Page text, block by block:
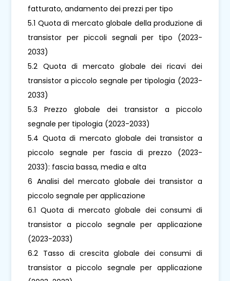
fatturato, andamento dei prezzi per tipo
5.1 Quota di mercato globale della produzione di
transistor per piccoli segnali per tipo (2023-
2033)
5.2 Quota di mercato globale dei ricavi dei
transistor a piccolo segnale per tipologia (2023-
2033)
5.3 Prezzo globale dei transistor a piccolo
segnale per tipologia (2023-2033)
5.4 Quota di mercato globale dei transistor a
piccolo segnale per fascia di prezzo (2023-
2033): fascia bassa, media e alta
6 Analisi del mercato globale dei transistor a
piccolo segnale per applicazione
6.1 Quota di mercato globale dei consumi di
transistor a piccolo segnale per applicazione
(2023-2033)
6.2 Tasso di crescita globale dei consumi di
transistor a piccolo segnale per applicazione